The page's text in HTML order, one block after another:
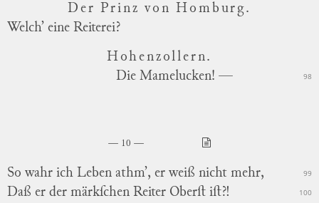
Der Prinz von Homburg.
Welch’ eine Reiterei?
Hohenzollern.
Die Mamelucken! —
98
10
So wahr ich Leben athm’, er weiß nicht mehr, 99
Daß er der märkſchen Reiter Oberſt iſt?! 100